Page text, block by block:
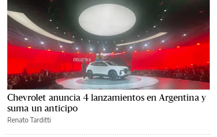
Chevrolet anuncia 4 lanzamientos en Argentina y
suma un anticipo
Renato Tarditti